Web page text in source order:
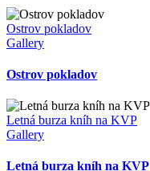
Ostrov pokladov
Gallery
Ostrov pokladov
Letná burza kníh na KVP
Gallery
Letná burza kníh na KVP